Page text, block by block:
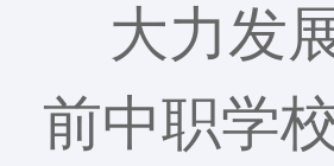
大力发
前中职学